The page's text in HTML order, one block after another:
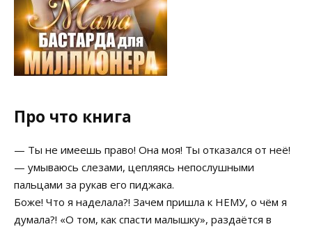
Про что книга
— Ты не имеешь право! Она моя! Ты отказался от неё!
— умываюсь слезами, цепляясь непослушными
пальцами за рукав его пиджака.
Боже! Что я наделала?! Зачем пришла к НЕМУ, о чём я
думала?! «О том, как спасти малышку», раздаётся в